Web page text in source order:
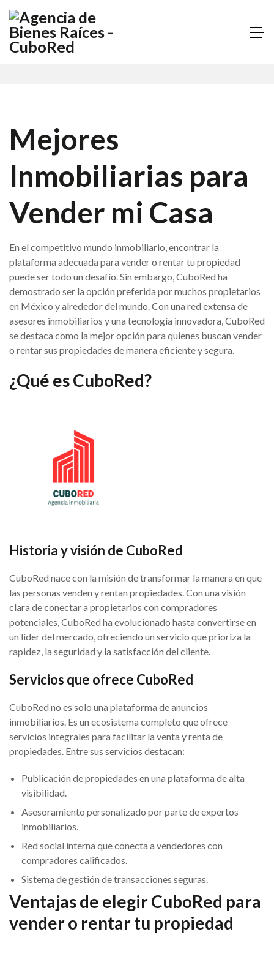
Mejores
Inmobiliarias para
Vender mi Casa
En el competitivo mundo inmobiliario, encontrar la
plataforma adecuada para vender o rentar tu propiedad
puede ser todo un desafío. Sin embargo, CuboRed ha
demostrado ser la opción preferida por muchos propietarios
en México y alrededor del mundo. Con una red extensa de
asesores inmobiliarios y una tecnología innovadora, CuboRed
se destaca como la mejor opción para quienes buscan vender
o rentar sus propiedades de manera eficiente y segura.
¿Qué es CuboRed?
Historia y visión de CuboRed
CuboRed nace con la misión de transformar la manera en que
las personas venden y rentan propiedades. Con una visión
clara de conectar a propietarios con compradores
potenciales, CuboRed ha evolucionado hasta convertirse en
un líder del mercado, ofreciendo un servicio que prioriza la
rapidez, la seguridad y la satisfacción del cliente.
Servicios que ofrece CuboRed
CuboRed no es solo una plataforma de anuncios
inmobiliarios. Es un ecosistema completo que ofrece
servicios integrales para facilitar la venta y renta de
propiedades. Entre sus servicios destacan:
Publicación de propiedades en una plataforma de alta
visibilidad.
Asesoramiento personalizado por parte de expertos
inmobiliarios.
Red social interna que conecta a vendedores con
compradores calificados.
Sistema de gestión de transacciones seguras.
Ventajas de elegir CuboRed para
vender o rentar tu propiedad